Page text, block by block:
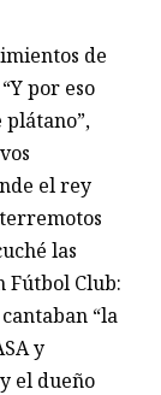
de
por eso
el rey
las
Fútbol Club:
“la
y
el dueño